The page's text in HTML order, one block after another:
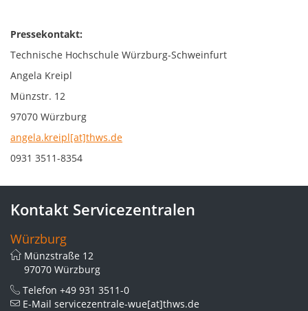
Pressekontakt:
Technische Hochschule Würzburg-Schweinfurt
Angela Kreipl
Münzstr. 12
97070 Würzburg
angela.kreipl[at]thws.de
0931 3511-8354
Kontakt Servicezentralen
Würzburg
Münzstraße 12
97070 Würzburg
Telefon +49 931 3511-0
E-Mail servicezentrale-wue[at]thws.de